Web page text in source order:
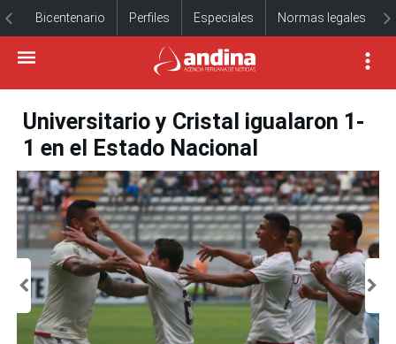
Bicentenario Perfiles Especiales Normas legales
Universitario y Cristal igualaron 1-
1 en el Estado Nacional